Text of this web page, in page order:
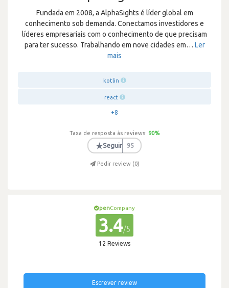
Fundada em 2008, a AlphaSights é líder global em
conhecimento sob demanda. Conectamos investidores e
líderes empresariais com o conhecimento de que precisam
para ter sucesso. Trabalhando em nove cidades em… Ler
mais
kotlin
react
+8
Taxa de resposta às reviews: 90%
★Seguir 95
Pedir review (0)
penCompany
3.4/5
12 Reviews
Escrever review